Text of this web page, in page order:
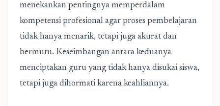
menekankan pentingnya memperdalam
kompetensi profesional agar proses pembelajaran
tidak hanya menarik, tetapi juga akurat dan
bermutu. Keseimbangan antara keduanya
menciptakan guru yang tidak hanya disukai siswa,
tetapi juga dihormati karena keahliannya.